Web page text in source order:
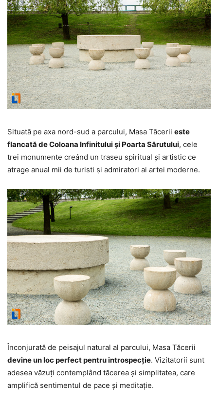
Situată pe axa nord-sud a parcului, Masa Tăcerii este
flancată de Coloana Infinitului și Poarta Sărutului, cele
trei monumente creând un traseu spiritual și artistic ce
atrage anual mii de turisti și admiratori ai artei moderne.
Înconjurată de peisajul natural al parcului, Masa Tăcerii
devine un loc perfect pentru introspecție. Vizitatorii sunt
adesea văzuți contemplând tăcerea și simplitatea, care
amplifică sentimentul de pace și meditație.